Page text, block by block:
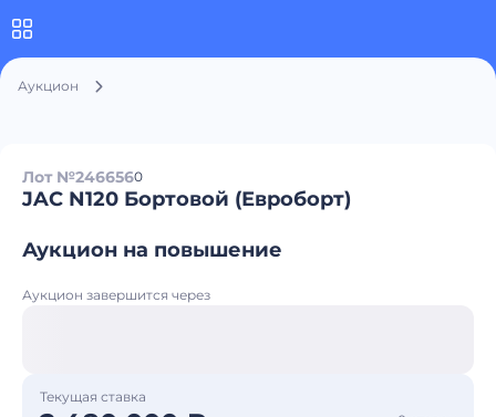
Аукцион
Лот №2466560
JAC N120 Бортовой (Евроборт)
Аукцион на повышение
Аукцион завершится через
Текущая ставка